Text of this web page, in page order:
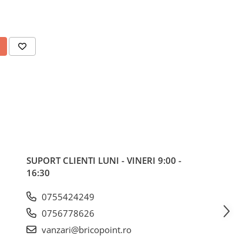
SUPORT CLIENTI LUNI - VINERI 9:00 -
16:30
0755424249
0756778626
vanzari@bricopoint.ro